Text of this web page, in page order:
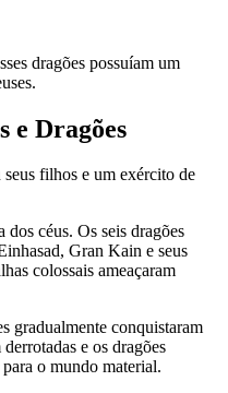
dragões possuíam um
e Dragões
filhos e um exército de
céus. Os seis dragões
Gran Kain e seus
colossais ameaçaram
gradualmente conquistaram
e os dragões
o mundo material.